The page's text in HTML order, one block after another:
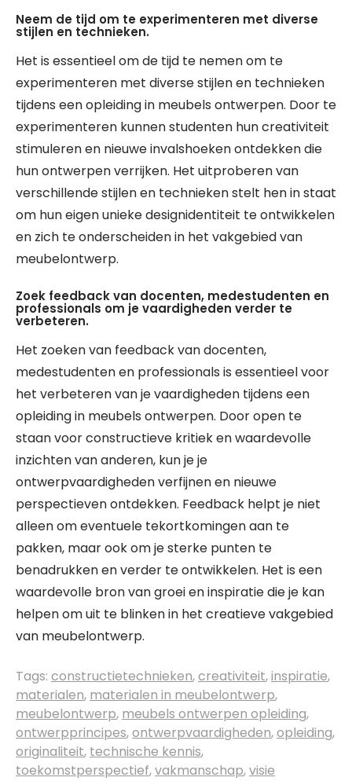
Neem de tijd om te experimenteren met diverse
stijlen en technieken.
Het is essentieel om de tijd te nemen om te
experimenteren met diverse stijlen en technieken
tijdens een opleiding in meubels ontwerpen. Door te
experimenteren kunnen studenten hun creativiteit
stimuleren en nieuwe invalshoeken ontdekken die
hun ontwerpen verrijken. Het uitproberen van
verschillende stijlen en technieken stelt hen in staat
om hun eigen unieke designidentiteit te ontwikkelen
en zich te onderscheiden in het vakgebied van
meubelontwerp.
Zoek feedback van docenten, medestudenten en
professionals om je vaardigheden verder te
verbeteren.
Het zoeken van feedback van docenten,
medestudenten en professionals is essentieel voor
het verbeteren van je vaardigheden tijdens een
opleiding in meubels ontwerpen. Door open te
staan voor constructieve kritiek en waardevolle
inzichten van anderen, kun je je
ontwerpvaardigheden verfijnen en nieuwe
perspectieven ontdekken. Feedback helpt je niet
alleen om eventuele tekortkomingen aan te
pakken, maar ook om je sterke punten te
benadrukken en verder te ontwikkelen. Het is een
waardevolle bron van groei en inspiratie die je kan
helpen om uit te blinken in het creatieve vakgebied
van meubelontwerp.
Tags: constructietechnieken,creativiteit,inspiratie,
materialen, materialen in meubelontwerp,
meubelontwerp, meubels ontwerpen opleiding,
ontwerpprincipes,ontwerpvaardigheden,opleiding,
originaliteit, technische kennis,
toekomstperspectief,vakmanschap,visie